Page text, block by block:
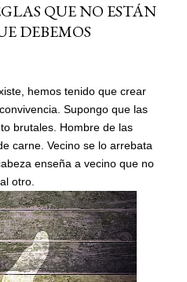
QUE NO ESTÁN
DEBEMOS
hemos tenido que crear
Supongo que las
brutales. Hombre de las
carne. Vecino se lo arrebata
enseña a vecino que no
otro.